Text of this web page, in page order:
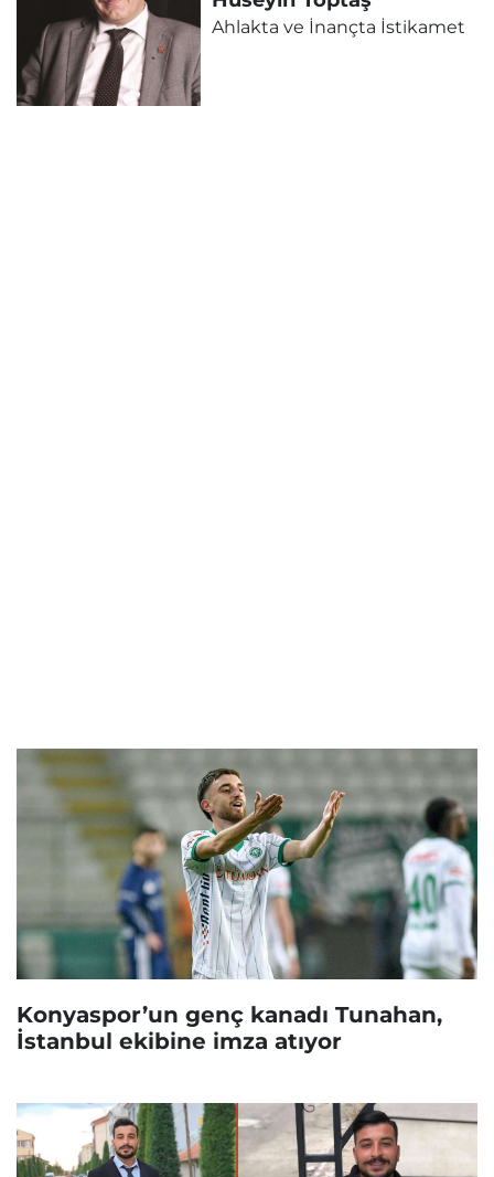
Ahlakta ve İnançta İstikamet
Konyaspor’un genç kanadı Tunahan,
İstanbul ekibine imza atıyor